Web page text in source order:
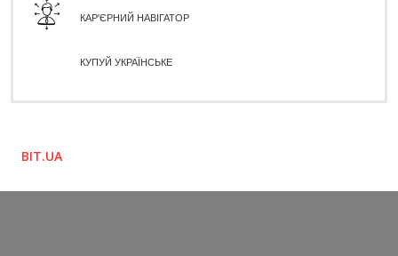
КАР'ЄРНИЙ НАВІГАТОР
КУПУЙ УКРАЇНСЬКЕ
BIT.UA